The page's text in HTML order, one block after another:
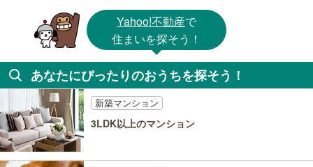
Yahoo!不動産で
住まいを探そう！
あなたにぴったりのおうちを探そう！
新築マンション
3LDK以上のマンション